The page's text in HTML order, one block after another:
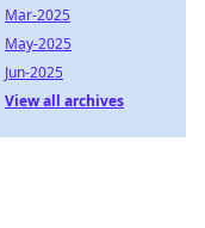
Mar-2025
May-2025
Jun-2025
View all archives